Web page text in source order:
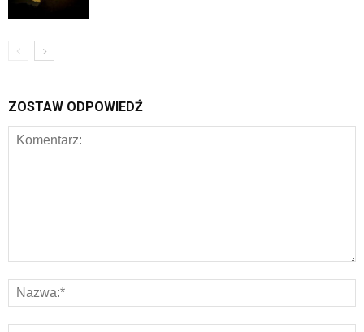
ZOSTAW ODPOWIEDŹ